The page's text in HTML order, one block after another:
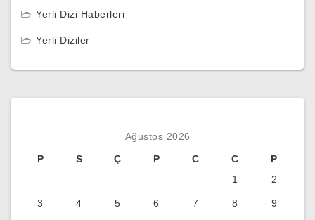
Yerli Dizi Haberleri
Yerli Diziler
Ağustos 2026
P
S Ç P C C
P
1
2
3 4 5 6 7 8 9